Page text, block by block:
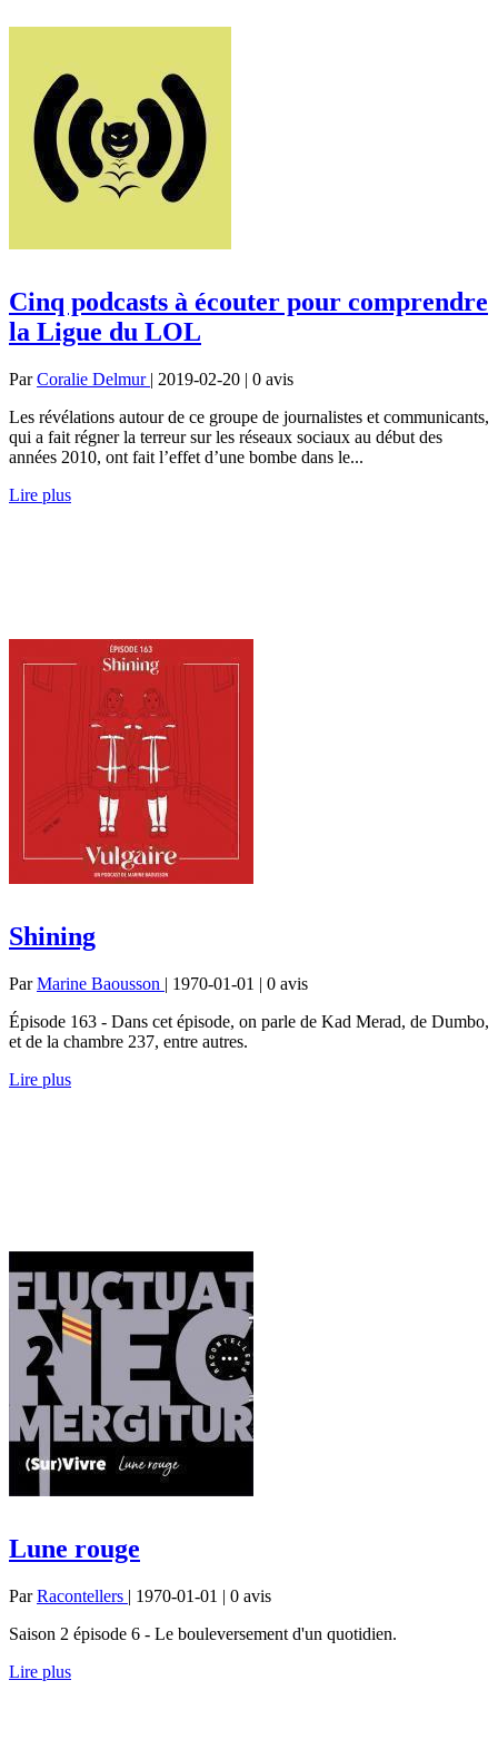
Cinq podcasts à écouter pour comprendre
la Ligue du LOL
ParCoralie Delmur | 2019-02-20 | 0 avis
Les révélations autour de ce groupe de journalistes et communicants,
qui a fait régner la terreur sur les réseaux sociaux au début des
années 2010, ont fait l’effet d’une bombe dans le...
Lire plus
Shining
ParMarine Baousson | 1970-01-01 | 0 avis
Épisode 163 - Dans cet épisode, on parle de Kad Merad, de Dumbo,
et de la chambre 237, entre autres.
Lire plus
Lune rouge
ParRacontellers | 1970-01-01 | 0 avis
Saison 2 épisode 6 - Le bouleversement d'un quotidien.
Lire plus